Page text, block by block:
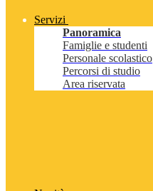
Servizi
Panoramica
Famiglie e studenti
Personale scolastico
Percorsi di studio
Area riservata